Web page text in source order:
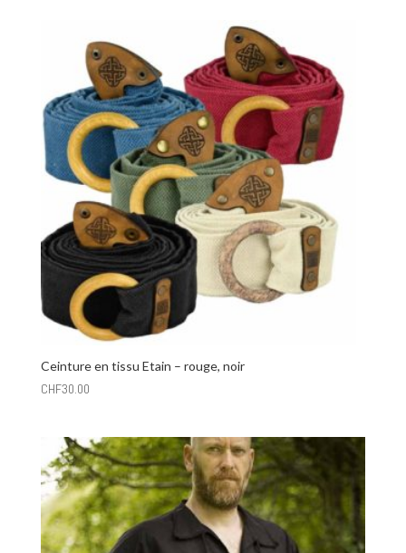
Ceinture en tissu Etain – rouge, noir
CHF30.00